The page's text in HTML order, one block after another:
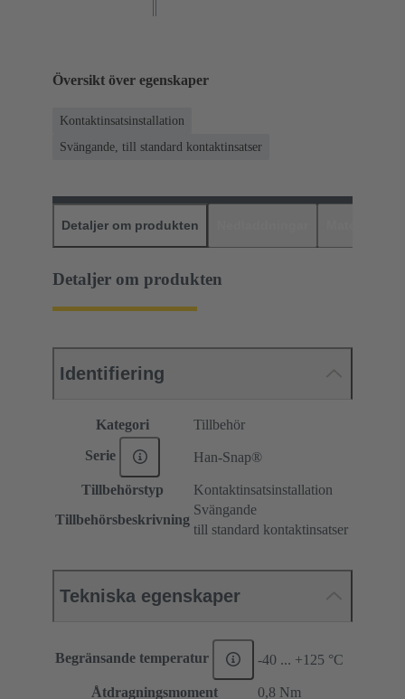
Översikt över egenskaper
Kontaktinsatsinstallation
Svängande, till standard kontaktinsatser
Detaljer om produkten
Detaljer om produkten
Identifiering
Kategori Tillbehör
Serie Han-Snap®
Tillbehörstyp
Kontaktinsatsinstallation
Tillbehörsbeskrivning
Svängande
till standard kontaktinsatser
Tekniska egenskaper
Begränsande temperatur -40 ... +125 °C
Åtdragningsmoment
‌0,8 Nm